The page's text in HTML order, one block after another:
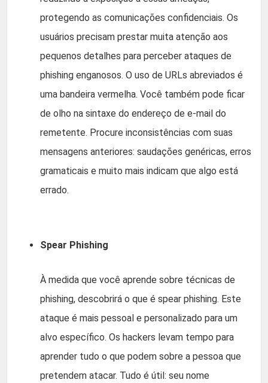
protegendo as comunicações confidenciais. Os
usuários precisam prestar muita atenção aos
pequenos detalhes para perceber ataques de
phishing enganosos. O uso de URLs abreviados é
uma bandeira vermelha. Você também pode ficar
de olho na sintaxe do endereço de e-mail do
remetente. Procure inconsistências com suas
mensagens anteriores: saudações genéricas, erros
gramaticais e muito mais indicam que algo está
errado.
Spear Phishing
À medida que você aprende sobre técnicas de
phishing, descobrirá o que é spear phishing. Este
ataque é mais pessoal e personalizado para um
alvo específico. Os hackers levam tempo para
aprender tudo o que podem sobre a pessoa que
pretendem atacar. Tudo é útil: seu nome